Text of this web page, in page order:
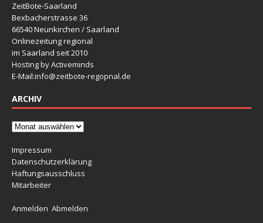
ZeitBote-Saarland
Bexbacherstrasse 36
66540 Neunkirchen / Saarland
Onlinezeitung regional
im Saarland seit 2010
Hosting by Activeminds
E-Mail:info@zeitbote-regopnal.de
ARCHIV
Impressum
Datenschutzerklärung
Haftungsausschluss
Mitarbeiter
Anmelden Abmelden